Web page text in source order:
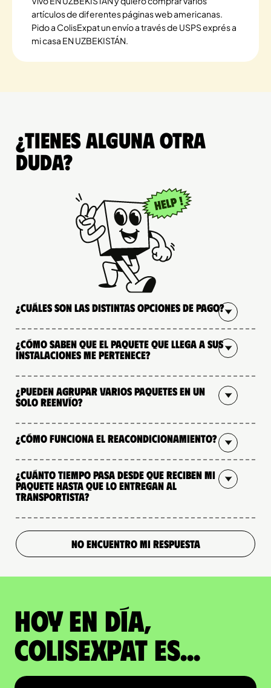
artículos de diferentes páginas web americanas.
Pido a ColisExpat un envío a través de USPS exprés a
mi casa EN UZBEKISTÁN.
¿Tienes alguna otra
duda?
¿Cuáles son las distintas opciones de pago?
¿Cómo saben que el paquete que llega a sus
instalaciones me pertenece?
¿Pueden agrupar varios paquetes en un
solo reenvío?
¿Cómo funciona el reacondicionamiento?
¿Cuánto tiempo pasa desde que reciben mi
paquete hasta que lo entregan al
transportista?
NO ENCUENTRO MI RESPUESTA
Hoy en día,
ColisExpat es...